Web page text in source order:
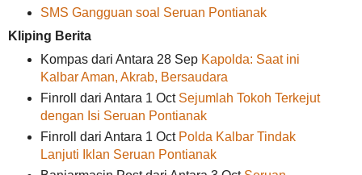
SMS Gangguan soal Seruan Pontianak
Kliping Berita
Kompas dari Antara 28 SepKapolda: Saat ini
Kalbar Aman, Akrab, Bersaudara
Finroll dari Antara 1 Oct Sejumlah Tokoh Terkejut
dengan Isi Seruan Pontianak
Finroll dari Antara 1 Oct Polda Kalbar Tindak
Lanjuti Iklan Seruan Pontianak